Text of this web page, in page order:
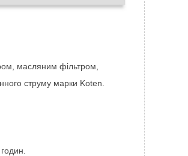
масляним фільтром,
струму марки Koten.